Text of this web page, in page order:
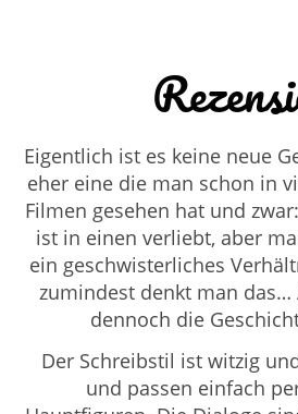
Eigentlich ist es keine neue
eher eine die man schon in
Filmen gesehen hat und
ist in einen verliebt, aber
ein geschwisterliches
zumindest denkt man das…
dennoch die
Der Schreibstil ist witzig
und passen einfach